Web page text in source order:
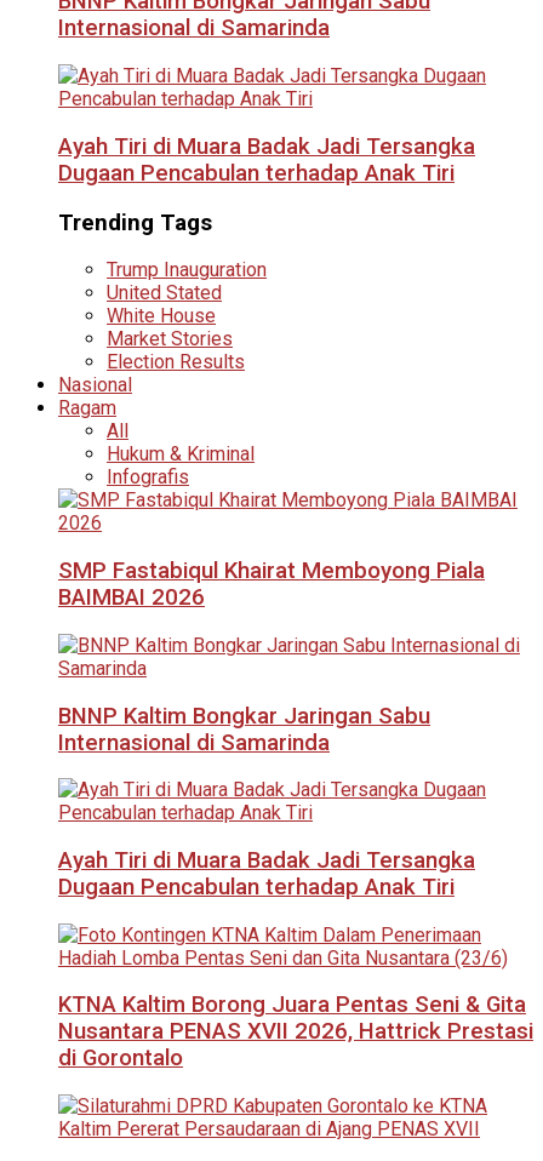
Internasional di Samarinda
Ayah Tiri di Muara Badak Jadi Tersangka
Dugaan Pencabulan terhadap Anak Tiri
Trending Tags
Trump Inauguration
United Stated
White House
Market Stories
Election Results
Nasional
Ragam
All
Hukum & Kriminal
Infografis
SMP Fastabiqul Khairat Memboyong Piala
BAIMBAI 2026
BNNP Kaltim Bongkar Jaringan Sabu
Internasional di Samarinda
Ayah Tiri di Muara Badak Jadi Tersangka
Dugaan Pencabulan terhadap Anak Tiri
KTNA Kaltim Borong Juara Pentas Seni & Gita
Nusantara PENAS XVII 2026, Hattrick Prestasi
di Gorontalo